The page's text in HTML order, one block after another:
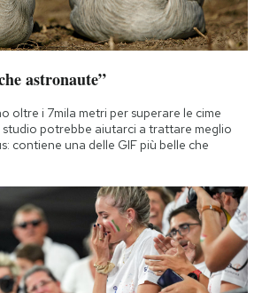
astronaute”
oltre i 7mila metri per superare le cime
studio potrebbe aiutarci a trattare meglio
contiene una delle GIF più belle che